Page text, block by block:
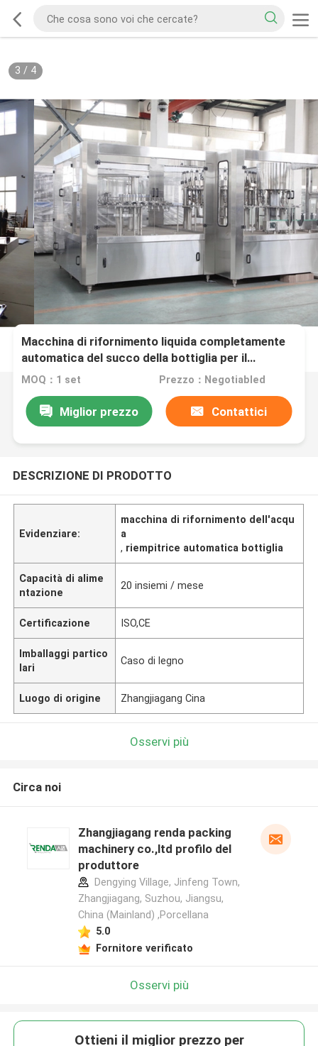
3 / 4
Macchina di rifornimento liquida completamente
automatica del succo della bottiglia per il
macchinario del vino della birra dell'acqua del
MOQ：1 set Prezzo：Negotiabled
Miglior prezzo Contattici
DESCRIZIONE DI PRODOTTO
Evidenziare:
macchina di rifornimento dell'acqu
a
, riempitrice automatica bottiglia
Capacità di alime
ntazione
20 insiemi / mese
Certificazione ISO,CE
Imballaggi partico
lari
Caso di legno
Luogo di origine Zhangjiagang Cina
Osservi più
Circa noi
Zhangjiagang renda packing
machinery co.,ltd profilo del
produttore
Dengying Village, Jinfeng Town,
Zhangjiagang, Suzhou, Jiangsu,
China (Mainland) ,Porcellana
5.0
Fornitore verificato
Osservi più
Ottieni il miglior prezzo per